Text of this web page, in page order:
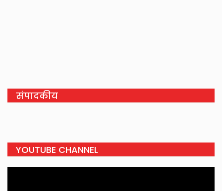
संपादकीय
YOUTUBE CHANNEL